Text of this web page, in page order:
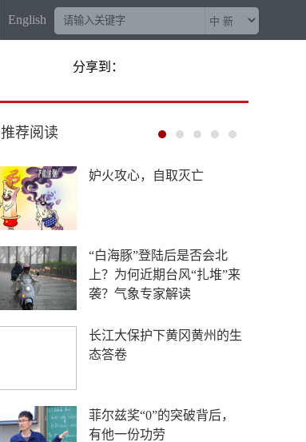
English
分享到：
推荐阅读
“梅姨案”被拐儿童父亲申军
China Travel又换“三件套”：
外国游客从观众变玩家
4年要让无人机增产80倍，
日本为何急不可耐？
多地向县放权 激活发展一
池春水